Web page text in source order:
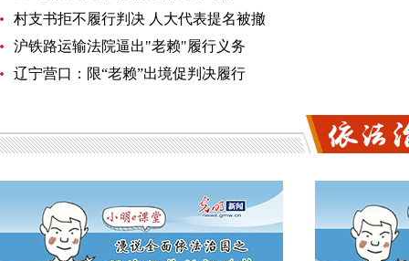
村支书拒不履行判决 人大代表提名被撤
沪铁路运输法院逼出"老赖"履行义务
辽宁营口：限“老赖”出境促判决履行